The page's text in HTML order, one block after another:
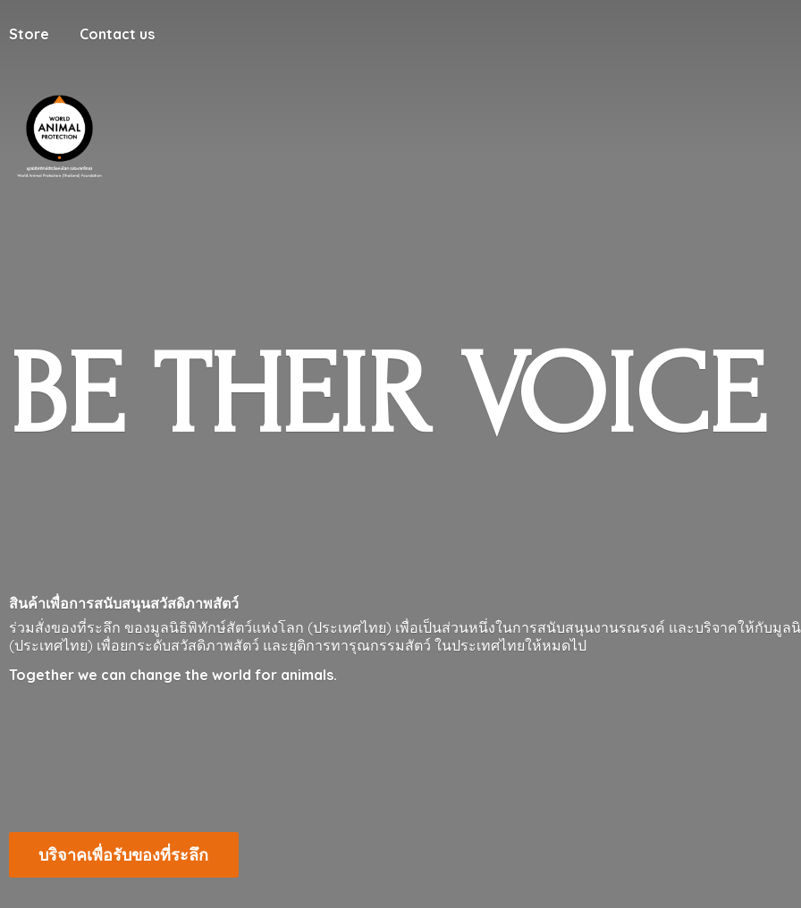
Store Contact us
BE THEIR VOICE
สินค้าเพื่อการสนับสนุนสวัสดิภาพสัตว์
ร่วมสั่งของที่ระลึก ของมูลนิธิพิทักษ์สัตว์แห่งโลก (ประเทศไทย) เพื่อเป็นส่วนหนึ่งในการสนับสนุนงานรณรงค์ และบริจาคให้กับมูล
(ประเทศไทย) เพื่อยกระดับสวัสดิภาพสัตว์ และยุติการทารุณกรรมสัตว์ ในประเทศไทยให้หมดไป
Together we can change the world for animals.
บริจาคเพื่อรับของที่ระลึก